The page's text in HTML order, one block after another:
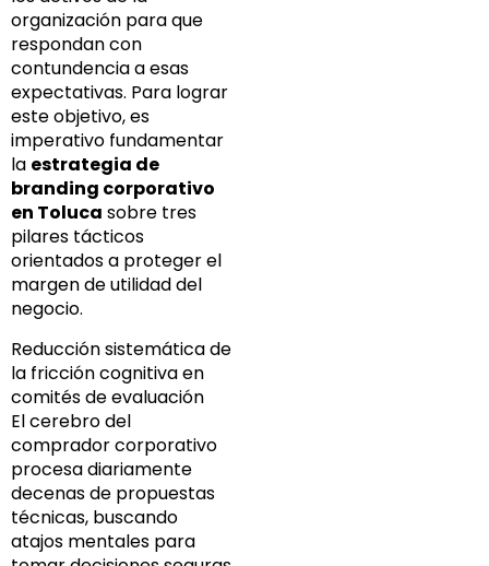
organización para que
respondan con
contundencia a esas
expectativas. Para lograr
este objetivo, es
imperativo fundamentar
la estrategia de
branding corporativo
en Toluca sobre tres
pilares tácticos
orientados a proteger el
margen de utilidad del
negocio.
Reducción sistemática de
la fricción cognitiva en
comités de evaluación
El cerebro del
comprador corporativo
procesa diariamente
decenas de propuestas
técnicas, buscando
atajos mentales para